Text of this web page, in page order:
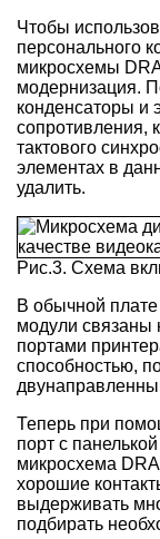
Чтобы
персонального
микросхемы
модернизация.
конденсаторы и
сопротивления,
тактового
элементах в
удалить.
Рис.3. Схема
В обычной
модули связаны
портами
способностью,
Теперь при
порт с
микросхема
хорошие
выдерживать
подбирать